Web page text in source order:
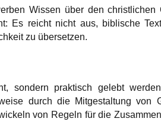
Wissen über den
Es reicht nicht aus, biblische
zu übersetzen.
sondern praktisch gelebt
durch die Mitgestaltung von
von Regeln für die